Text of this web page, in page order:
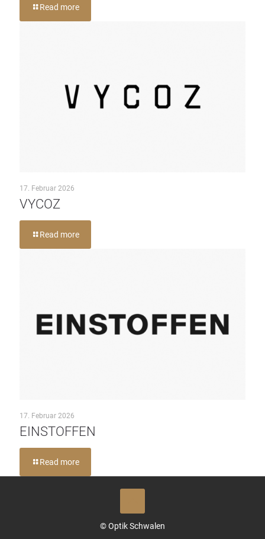
Read more
17. Februar 2026
VYCOZ
Read more
17. Februar 2026
EINSTOFFEN
Read more
© Optik Schwalen